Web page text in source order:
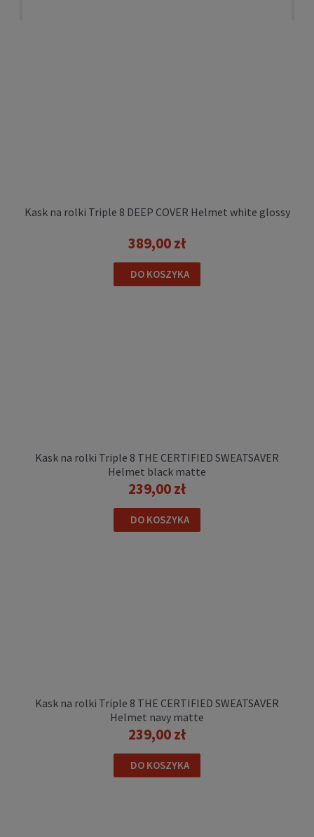
Kask na rolki Powerslide GUARD helmet berry
219,00 zł
Kask na rolki Rollerblade DOWNTOWN (CE)
sand
Kask na rolki Rollerblade STRIDE biały
Kask na rolki Triple 8 DEEP COVER Helmet white glossy
389,00 zł
DO KOSZYKA
Kask na rolki Triple 8 THE CERTIFIED SWEATSAVER
Helmet black matte
239,00 zł
DO KOSZYKA
Kask na rolki Triple 8 THE CERTIFIED SWEATSAVER
Helmet navy matte
239,00 zł
DO KOSZYKA